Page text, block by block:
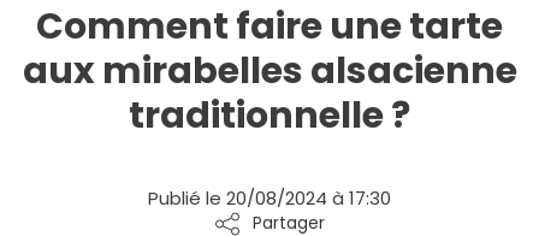
Comment faire une tarte
aux mirabelles alsacienne
traditionnelle ?
Publié le 20/08/2024 à 17:30
Partager